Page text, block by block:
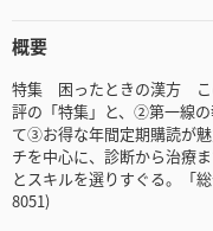
概要
特集 困ったときの漢方 こ
評の「特集」と、②第一線
て③お得な年間定期購読が
チを中心に、診断から治療
とスキルを選りすぐる。「
8051)